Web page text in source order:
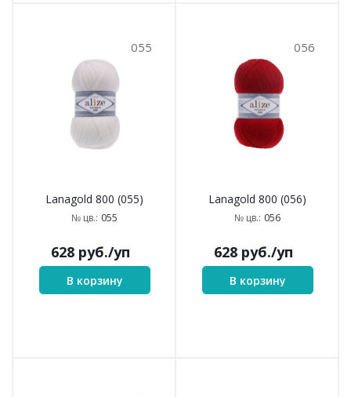
055
Lanagold 800 (055)
№ цв.: 055
628 руб./уп
В корзину
056
Lanagold 800 (056)
№ цв.: 056
628 руб./уп
В корзину